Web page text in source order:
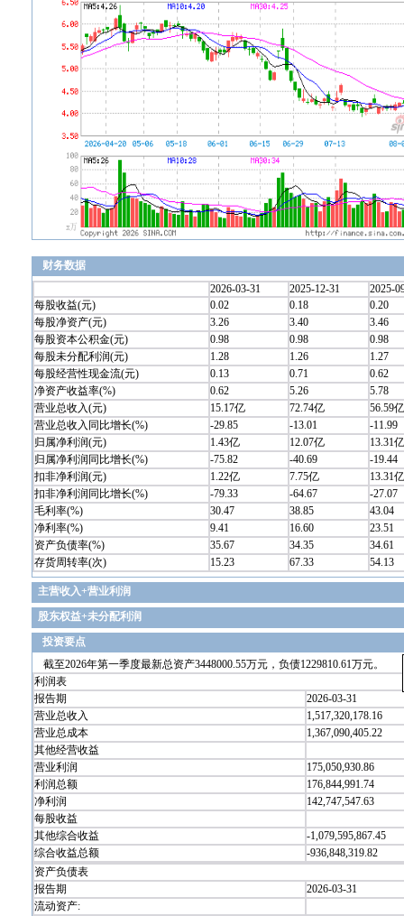
财务数据
2026-03-31
2025-12-31
2025-
每股收益(元)
0.02 0.18
0.20
每股净资产(元)
3.26 3.40
3.46
每股资本公积金(元)
0.98 0.98
0.98
每股未分配利润(元)
1.28 1.26
1.27
每股经营性现金流(元)
0.13 0.71
0.62
净资产收益率(%)
0.62 5.26
5.78
营业总收入(元)
15.17亿 72.74亿
56.59亿
营业总收入同比增长(%)
-29.85 -13.01
-11.99
归属净利润(元)
1.43亿 12.07亿
13.31亿
归属净利润同比增长(%)
-75.82 -40.69
-19.44
扣非净利润(元)
1.22亿 7.75亿
13.31亿
扣非净利润同比增长(%)
-79.33 -64.67
-27.07
毛利率(%)
30.47 38.85
43.04
净利率(%)
9.41 16.60
23.51
资产负债率(%)
35.67 34.35
34.61
存货周转率(次)
15.23 67.33 54.13
主营收入+营业利润
股东权益+未分配利润
投资要点
截至2026年第一季度最新总资产3448000.55万元，负债1229810.61万元。
利润表
报告期
2026-03-31
营业总收入
1,517,320,178.16
营业总成本
1,367,090,405.22
其他经营收益
营业利润
175,050,930.86
利润总额
176,844,991.74
净利润
142,747,547.63
每股收益
其他综合收益
-1,079,595,867.45
综合收益总额
-936,848,319.82
资产负债表
报告期
2026-03-31
流动资产: